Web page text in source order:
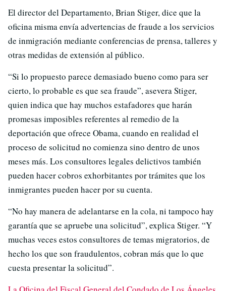
El director del Departamento, Brian Stiger, dice que la
oficina misma envía advertencias de fraude a los servicios
de inmigración mediante conferencias de prensa, talleres y
otras medidas de extensión al público.
“Si lo propuesto parece demasiado bueno como para ser
cierto, lo probable es que sea fraude”, asevera Stiger,
quien indica que hay muchos estafadores que harán
promesas imposibles referentes al remedio de la
deportación que ofrece Obama, cuando en realidad el
proceso de solicitud no comienza sino dentro de unos
meses más. Los consultores legales delictivos también
pueden hacer cobros exhorbitantes por trámites que los
inmigrantes pueden hacer por su cuenta.
“No hay manera de adelantarse en la cola, ni tampoco hay
garantía que se apruebe una solicitud”, explica Stiger. “Y
muchas veces estos consultores de temas migratorios, de
hecho los que son fraudulentos, cobran más que lo que
cuesta presentar la solicitud”.